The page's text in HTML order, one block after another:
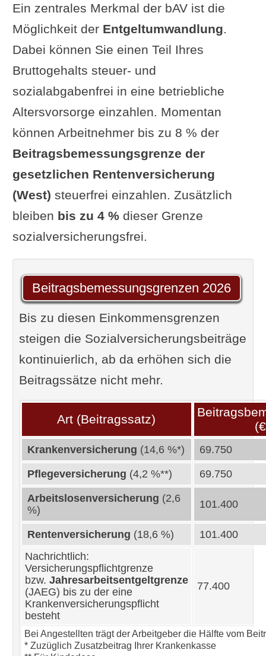
Ein zentrales Merkmal der bAV ist die
Möglichkeit der Entgeltumwandlung.
Dabei können Sie einen Teil Ihres
Bruttogehalts steuer- und
sozialabgabenfrei in eine betriebliche
Altersvorsorge einzahlen. Momentan
können Arbeitnehmer bis zu 8 % der
Beitragsbemessungsgrenze der
gesetzlichen Rentenversicherung
(West) steuerfrei einzahlen. Zusätzlich
bleiben bis zu 4 % dieser Grenze
sozialversicherungsfrei.
Beitragsbemessungsgrenzen 2026
Bis zu diesen Einkommensgrenzen
steigen die Sozialversicherungsbeiträge
kontinuierlich, ab da erhöhen sich die
Beitragssätze nicht mehr.
Art (Beitragssatz)
Krankenversicherung (14,6 %*) 69.750
Pflegeversicherung (4,2 %**) 69.750
Arbeitslosenversicherung (2,6
%)
101.400
Rentenversicherung (18,6 %)
101.400
Nachrichtlich:
Versicherungspflichtgrenze
bzw. Jahresarbeitsentgeltgrenze
(JAEG) bis zu der eine
Krankenversicherungspflicht
besteht
77.400
Bei Angestellten trägt der Arbeitgeber die Hälfte vom
* Zuzüglich Zusatzbeitrag Ihrer Krankenkasse